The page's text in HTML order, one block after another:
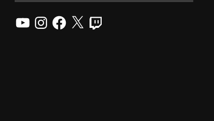
YouTubeInstagramFacebook
X Twitch